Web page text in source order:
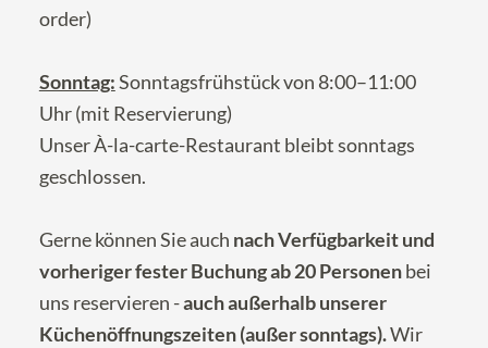
order)
Sonntag:Sonntagsfrühstück von 8:00–11:00
Uhr (mit Reservierung)
Unser À-la-carte-Restaurant bleibt sonntags
geschlossen.
Gerne können Sie auch nach Verfügbarkeit und
vorheriger fester Buchung ab 20 Personenbei
uns reservieren -auch außerhalb unserer
Küchenöffnungszeiten (außer sonntags).Wir